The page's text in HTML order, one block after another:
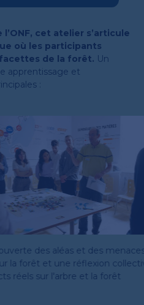
cet atelier s’articule
où les participants
de la forêt. Un
apprentissage et
:
des menaces qui
collective sur
la forêt
Une
le sujet
forêt